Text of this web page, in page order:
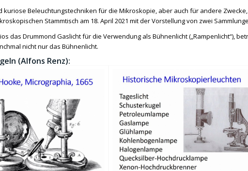
kuriose Beleuchtungstechniken für die Mikroskopie, aber auch für andere
Stammtisch am 18. April 2021 mit der Vorstellung von zwei
das Drummond Gaslicht für die Verwendung als Bühnenlicht („Rampenlicht“),
nicht nur das Bühnenlicht.
(Alfons Renz):